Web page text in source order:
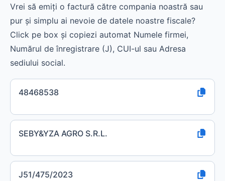
Vrei să emiți o factură către compania noastră sau
pur și simplu ai nevoie de datele noastre fiscale?
Click pe box și copiezi automat Numele firmei,
Numărul de înregistrare (J), CUI-ul sau Adresa
sediului social.
48468538
SEBY&YZA AGRO S.R.L.
J51/475/2023